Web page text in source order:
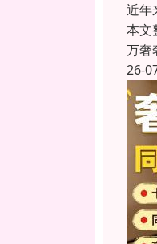
近年
本文
万奢
26-